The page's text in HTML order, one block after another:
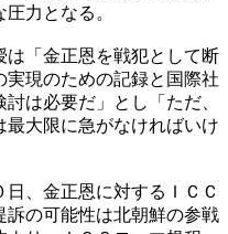
力となる。
は「金正恩を戦犯として断
現のための記録と国際社
は必要だ」とし「ただ、
大限に急がなければいけ
、金正恩に対するＩＣＣ
の可能性は北朝鮮の参戦